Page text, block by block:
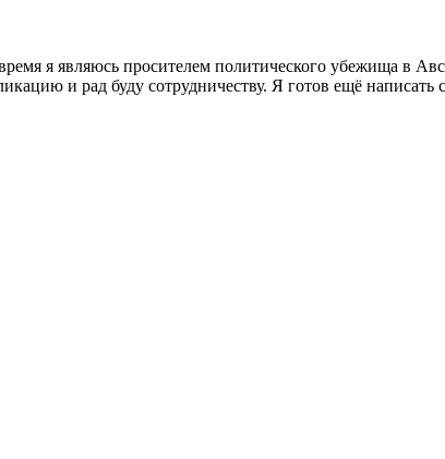
я являюсь просителем политического убежища в
и рад буду сотрудничеству. Я готов ещё